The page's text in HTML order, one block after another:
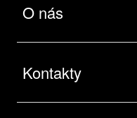
O nás
Kontakty